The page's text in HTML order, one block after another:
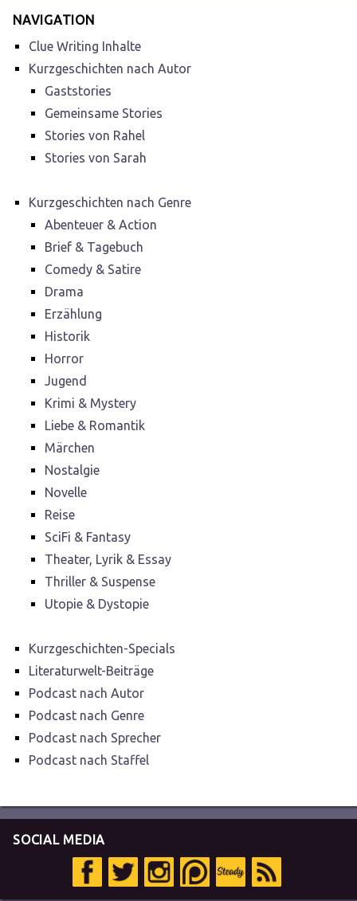
NAVIGATION
Clue Writing Inhalte
Kurzgeschichten nach Autor
Gaststories
Gemeinsame Stories
Stories von Rahel
Stories von Sarah
Kurzgeschichten nach Genre
Abenteuer & Action
Brief & Tagebuch
Comedy & Satire
Drama
Erzählung
Historik
Horror
Jugend
Krimi & Mystery
Liebe & Romantik
Märchen
Nostalgie
Novelle
Reise
SciFi & Fantasy
Theater, Lyrik & Essay
Thriller & Suspense
Utopie & Dystopie
Kurzgeschichten-Specials
Literaturwelt-Beiträge
Podcast nach Autor
Podcast nach Genre
Podcast nach Sprecher
Podcast nach Staffel
SOCIAL MEDIA